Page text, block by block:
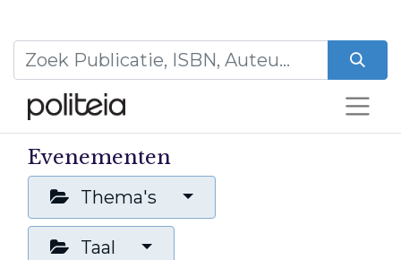
Evenementen
Thema's
Taal